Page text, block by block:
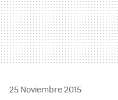
25 Noviembre 2015